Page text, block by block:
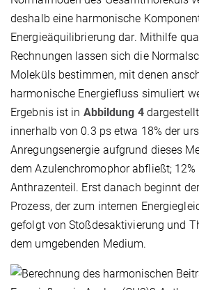
deshalb eine harmonische
Energieäquilibrierung dar. Mithilfe
Rechnungen lassen sich die
Moleküls bestimmen, mit denen
harmonische Energiefluss simuliert
Ergebnis ist in Abbildung 4
innerhalb von 0.3 ps etwa 18% der
Anregungsenergie aufgrund dieses
dem Azulenchromophor abfließt; 12%
Anthrazenteil. Erst danach beginnt
Prozess, der zum internen
gefolgt von Stoßdesaktivierung und
dem umgebenden Medium.